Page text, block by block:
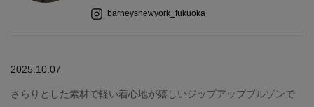
barneysnewyork_fukuoka
2025.10.07
さらりとした素材で軽い着心地が嬉しいジップアップブルゾンで